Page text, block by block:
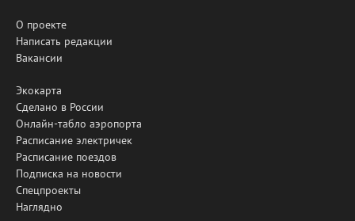
О проекте
Написать редакции
Вакансии
Экокарта
Сделано в России
Онлайн-табло аэропорта
Расписание электричек
Расписание поездов
Подписка на новости
Спецпроекты
Наглядно